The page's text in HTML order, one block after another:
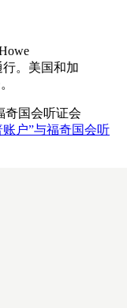
奇国会听证会
户”与福奇国会听